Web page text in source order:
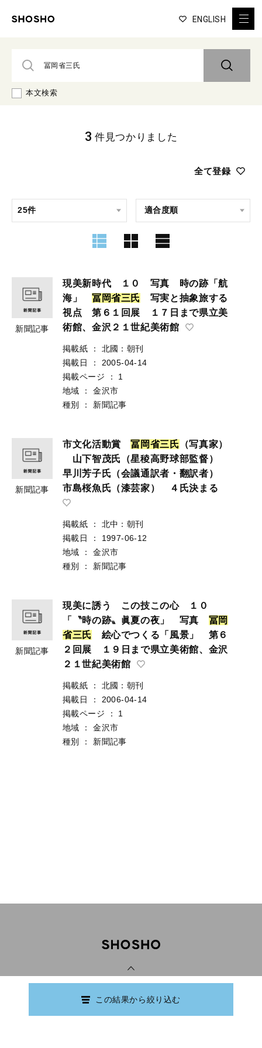
ENGLISH
本文検索
全て登録
3 件見つかりました
新聞記事
現美新時代 １０ 写真 時の跡「航
海」 冨 岡省三 氏
写実と抽象旅する
視点 第６１回展 １７日まで県立美
術館、金沢２１世紀美術館
掲載紙 ：
北國：朝刊
掲載日
：
2005-04-14
掲載ページ
：
1
地域
：
金沢市
種別
： 新聞記事
新聞記事
市文化活動賞冨 岡省三 氏 （写真家）
山下智茂氏（星稜高野球部監督）
早川芳子氏（会議通訳者・翻訳者）
市島桜魚氏（漆芸家） ４氏決まる
掲載紙 ：
北中：朝刊
掲載日
：
1997-06-12
地域
：
金沢市
種別
： 新聞記事
新聞記事
現美に誘う この技この心 １０
「〝時の跡〟眞夏の夜」 写真 冨岡
省三 氏
絵心でつくる「風景」 第６
２回展 １９日まで県立美術館、金沢
２１世紀美術館
掲載紙 ：
北國：朝刊
掲載日
：
2006-04-14
掲載ページ
：
1
地域
：
金沢市
種別
： 新聞記事
この結果から絞り込む
Copyright © Ishikawa Prefectural Library.